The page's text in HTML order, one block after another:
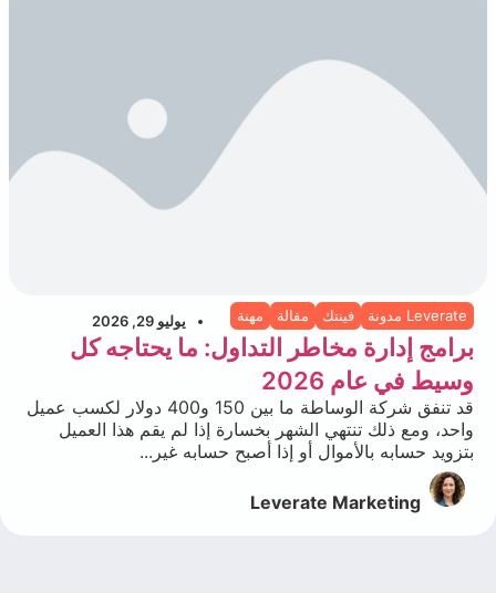
Leverate مدونة فينتك مقالة مهنة يوليو 29, 2026
برامج إدارة مخاطر التداول: ما يحتاجه كل
وسيط في عام 2026
قد تنفق شركة الوساطة ما بين 150 و400 دولار لكسب عميل
واحد، ومع ذلك تنتهي الشهر بخسارة إذا لم يقم هذا العميل
بتزويد حسابه بالأموال أو إذا أصبح حسابه غير...
Leverate Marketing